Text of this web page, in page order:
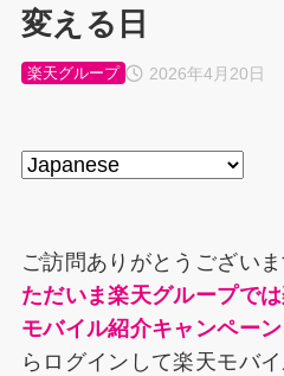
変える日
2026年4月20日
楽天グループ
ご訪問ありがとうございま
ただいま楽天グループで
モバイル紹介キャンペーン
らログインして楽天モバ